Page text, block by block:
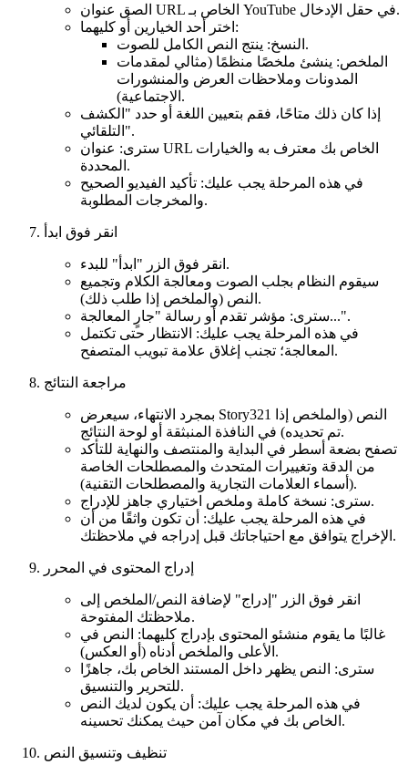
الصق عنوان URL الخاص بـ YouTube في حقل الإدخال.
اختر أحد الخيارين أو كليهما:
النسخ: ينتج النص الكامل للصوت.
الملخص: ينشئ ملخصًا منظمًا (مثالي لمقدمات
المدونات وملاحظات العرض والمنشورات
الاجتماعية).
إذا كان ذلك متاحًا، فقم بتعيين اللغة أو حدد "الكشف
التلقائي".
سترى: عنوان URL الخاص بك معترف به والخيارات
المحددة.
في هذه المرحلة يجب عليك: تأكيد الفيديو الصحيح
والمخرجات المطلوبة.
انقر فوق ابدأ
انقر فوق الزر "ابدأ" للبدء.
سيقوم النظام بجلب الصوت ومعالجة الكلام وتجميع
النص (والملخص إذا طلب ذلك).
سترى: مؤشر تقدم أو رسالة "جارٍ المعالجة...".
في هذه المرحلة يجب عليك: الانتظار حتى تكتمل
المعالجة؛ تجنب إغلاق علامة تبويب المتصفح.
مراجعة النتائج
بمجرد الانتهاء، سيعرض Story321 النص (والملخص إذا
تم تحديده) في النافذة المنبثقة أو لوحة النتائج.
تصفح بضعة أسطر في البداية والمنتصف والنهاية للتأكد
من الدقة وتغييرات المتحدث والمصطلحات الخاصة
(أسماء العلامات التجارية والمصطلحات التقنية).
سترى: نسخة كاملة وملخص اختياري جاهز للإدراج.
في هذه المرحلة يجب عليك: أن تكون واثقًا من أن
الإخراج يتوافق مع احتياجاتك قبل إدراجه في ملاحظتك.
إدراج المحتوى في المحرر
انقر فوق الزر "إدراج" لإضافة النص/الملخص إلى
ملاحظتك المفتوحة.
غالبًا ما يقوم منشئو المحتوى بإدراج كليهما: النص في
الأعلى والملخص أدناه (أو العكس).
سترى: النص يظهر داخل المستند الخاص بك، جاهزًا
للتحرير والتنسيق.
في هذه المرحلة يجب عليك: أن يكون لديك النص
الخاص بك في مكان آمن حيث يمكنك تحسينه.
تنظيف وتنسيق النص